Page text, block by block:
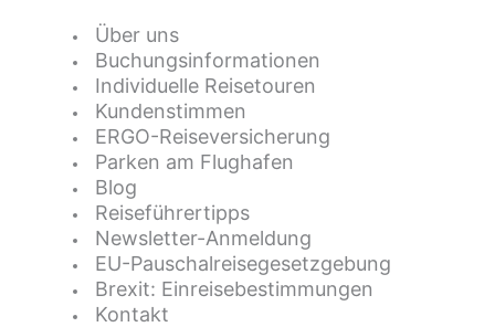
Über uns
Buchungsinformationen
Individuelle Reisetouren
Kundenstimmen
ERGO-Reiseversicherung
Parken am Flughafen
Blog
Reiseführertipps
Newsletter-Anmeldung
EU-Pauschalreisegesetzgebung
Brexit: Einreisebestimmungen
Kontakt